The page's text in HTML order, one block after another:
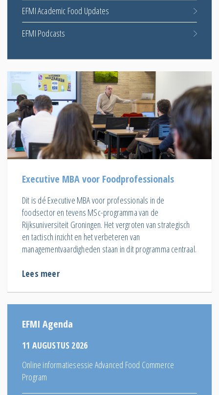
EFMI Academic Food Updates
EFMI Podcasts
Executive MBA voor Foodprofessionals
Dit is dé Executive MBA voor professionals in de
foodsector en tevens MSc-programma van de
Rijksuniversiteit Groningen. Het vergroten van strategisch
en tactisch inzicht en het verbeteren van
managementvaardigheden staan in dit programma centraal.
Lees meer
EFMI Agenda
11 AUGUSTUS 2026
Online informatiesessie Advanced Food Commerce
Program